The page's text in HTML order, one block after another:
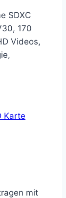
SDXC
170
Videos,
Karte
mit